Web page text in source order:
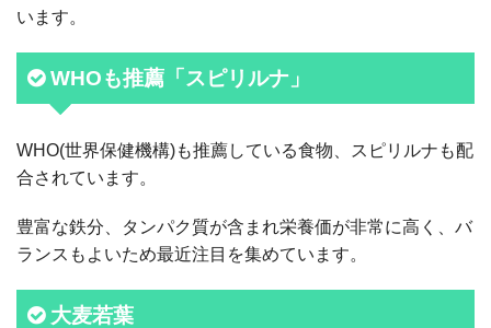
います。
WHOも推薦「スピリルナ」
WHO(世界保健機構)も推薦している食物、スピリルナも配
合されています。
豊富な鉄分、タンパク質が含まれ栄養価が非常に高く、バ
ランスもよいため最近注目を集めています。
大麦若葉